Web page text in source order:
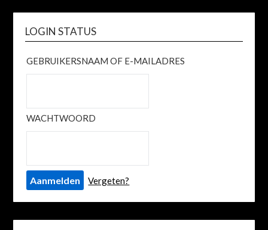
LOGIN STATUS
GEBRUIKERSNAAM OF E-MAILADRES
WACHTWOORD
Vergeten?